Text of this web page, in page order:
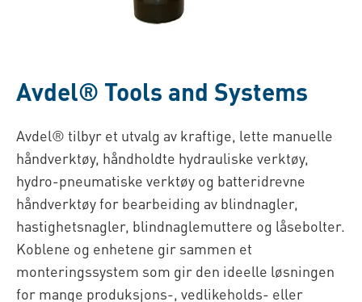
Avdel® Tools and Systems
Avdel® tilbyr et utvalg av kraftige, lette manuelle
håndverktøy, håndholdte hydrauliske verktøy,
hydro-pneumatiske verktøy og batteridrevne
håndverktøy for bearbeiding av blindnagler,
hastighetsnagler, blindnaglemuttere og låsebolter.
Koblene og enhetene gir sammen et
monteringssystem som gir den ideelle løsningen
for mange produksjons-, vedlikeholds- eller